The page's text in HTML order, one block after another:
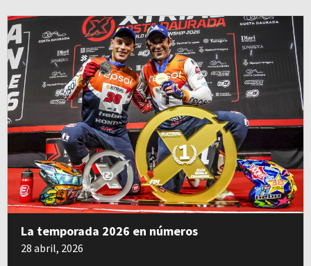
La temporada 2026 en números
28 abril, 2026